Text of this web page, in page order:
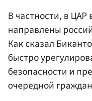
В частности, в
направлены
Как сказал
быстро
безопасности и
очередной